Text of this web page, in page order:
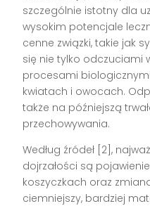
szczególnie istotny dla
wysokim potencjale
cenne związki, takie jak
się nie tylko odczuciami
procesami
kwiatach i owocach.
także na późniejszą
przechowywania.
Według źródeł [2],
dojrzałości są
koszyczkach oraz
ciemniejszy, bardziej